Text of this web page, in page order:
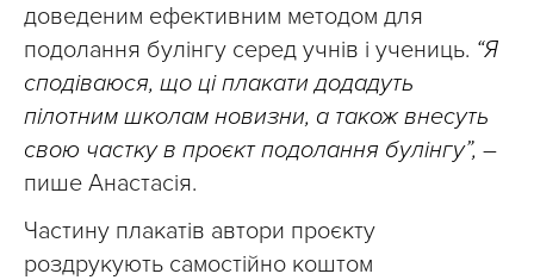
доведеним ефективним методом для
подолання булінгу серед учнів і учениць. “Я
сподіваюся, що ці плакати додадуть
пілотним школам новизни, а також внесуть
свою частку в проєкт подолання булінгу”, –
пише Анастасія.
Частину плакатів автори проєкту
роздрукують самостійно коштом